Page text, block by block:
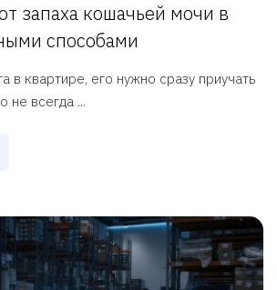
запаха кошачьей мочи в
способами
в квартире, его нужно сразу приучать
не всегда ...